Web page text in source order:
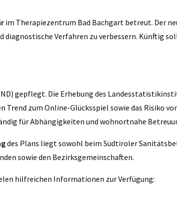
im Therapiezentrum Bad Bachgart betreut. Der
Verfahren zu verbessern. Künftig
gepflegt. Die Erhebung des
Trend zum Online-Glücksspiel sowie das Risiko
für Abhängigkeiten und wohnortnahe
des Plans liegt sowohl beim Südtiroler
sowie den Bezirksgemeinschaften.
hilfreichen Informationen zur Verfügung: